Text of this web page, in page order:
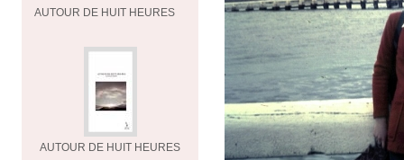
AUTOUR DE HUIT HEURES
AUTOUR DE HUIT HEURES